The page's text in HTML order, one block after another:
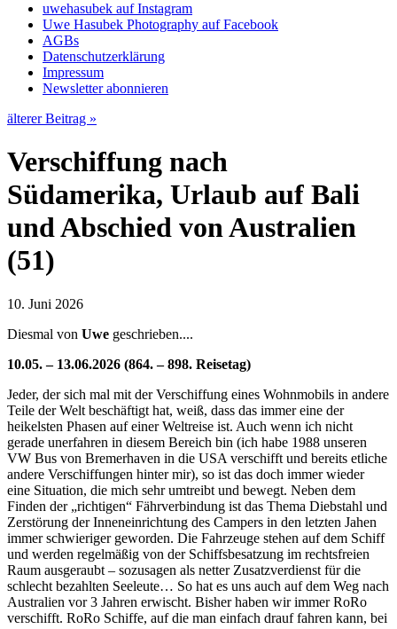
uwehasubek auf Instagram
Uwe Hasubek Photography auf Facebook
AGBs
Datenschutzerklärung
Impressum
Newsletter abonnieren
älterer Beitrag »
Verschiffung nach
Südamerika, Urlaub auf Bali
und Abschied von Australien
(51)
10. Juni 2026
Diesmal von Uwe geschrieben....
10.05. – 13.06.2026 (864. – 898. Reisetag)
Jeder, der sich mal mit der Verschiffung eines Wohnmobils in andere
Teile der Welt beschäftigt hat, weiß, dass das immer eine der
heikelsten Phasen auf einer Weltreise ist. Auch wenn ich nicht
gerade unerfahren in diesem Bereich bin (ich habe 1988 unseren
VW Bus von Bremerhaven in die USA verschifft und bereits etliche
andere Verschiffungen hinter mir), so ist das doch immer wieder
eine Situation, die mich sehr umtreibt und bewegt. Neben dem
Finden der „richtigen“ Fährverbindung ist das Thema Diebstahl und
Zerstörung der Inneneinrichtung des Campers in den letzten Jahen
immer schwieriger geworden. Die Fahrzeuge stehen auf dem Schiff
und werden regelmäßig von der Schiffsbesatzung im rechtsfreien
Raum ausgeraubt – sozusagen als netter Zusatzverdienst für die
schlecht bezahlten Seeleute… So hat es uns auch auf dem Weg nach
Australien vor 3 Jahren erwischt. Bisher haben wir immer RoRo
verschifft. RoRo Schiffe, auf die man einfach drauf fahren kann, bei